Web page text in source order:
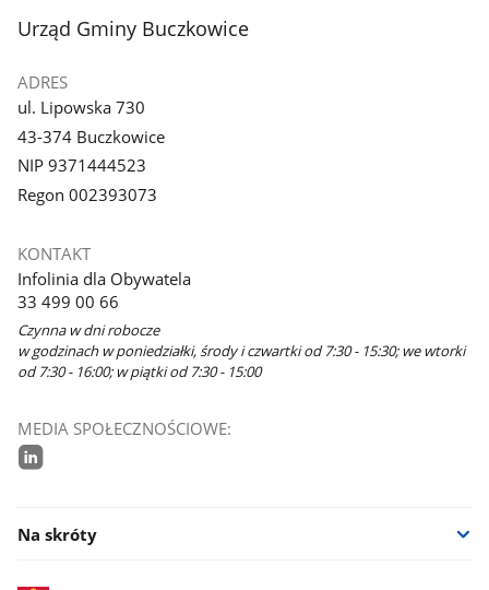
stopka
Urząd Gminy Buczkowice
ADRES
ul. Lipowska 730
43-374 Buczkowice
NIP 9371444523
Regon 002393073
KONTAKT
Infolinia dla Obywatela
33 499 00 66
Czynna w dni robocze
w godzinach w poniedziałki, środy i czwartki od 7:30 - 15:30; we wtorki
od 7:30 - 16:00; w piątki od 7:30 - 15:00
MEDIA SPOŁECZNOŚCIOWE:
Na skróty